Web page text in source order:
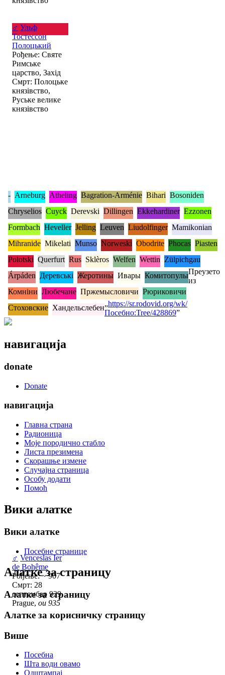
♂ Ульф
Тостессон
Полоцький
Рођење: Святе
Римське
царство, Захід
Смрт: Полоцьке
князівство,
Руське велике
князівство
♂ Venceslas Ier
de Bohême
Рођење: ~ 907
Смрт: 28
септембар 929,
Prague, ou 935
- Arneburg Atheling Bagration-Arménie Bihari Bosoniden
Chryselios Cuyck Derevski Dillingen Ekkehardiner Ezzonen
Formbach Heveller Jelling Leuven Liudolfinger Mamikonian
Mihranide Mikelati Munso Norweski Obodrite Phocas Piasten
Polotski Querfurt Rus Sklèros Welfen Wettin Zülpichgau
Árpáden Деревські Жеротины Ивары Комитопулы
Комніни Любечане Пржемысловичи Рюриковичи
Стоховские Хандельслебен
Преузето
из
„https://sr.rodovid.org/wk/
Посебно:Tree/428869”
навигација
donate
Donate
навигација
Главна страна
Радионица
Моје породично стабло
Листа презимена
Скорашње измене
Случајна страница
Особу додати
Помоћ
Вики алатке
Вики алатке
Посебне странице
Алатке за страницу
Алатке за страницу
Алатке за корисничку страницу
Више
Посебна
Шта води овамо
Одштампај